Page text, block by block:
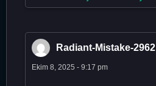
Radiant-Mistake-2962
Ekim 8, 2025 - 9:17 pm